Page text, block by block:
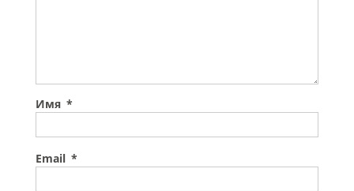
Имя *
Email *